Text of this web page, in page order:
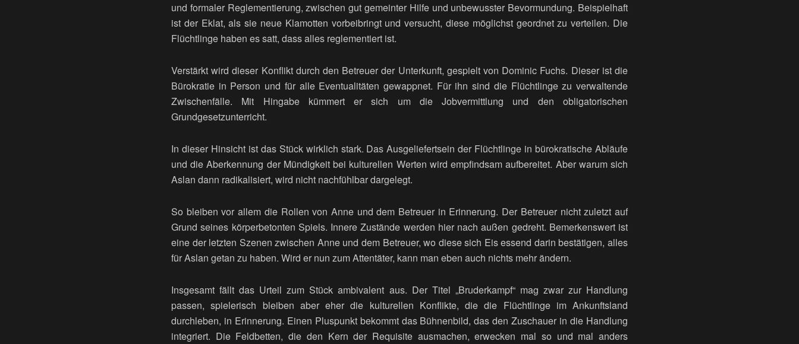
und formaler Reglementierung, zwischen gut gemeinter Hilfe und unbewusster Bevormundung. Beispielhaft
ist der Eklat, als sie neue Klamotten vorbeibringt und versucht, diese möglichst geordnet zu verteilen. Die
Flüchtlinge haben es satt, dass alles reglementiert ist.
Verstärkt wird dieser Konflikt durch den Betreuer der Unterkunft, gespielt von Dominic Fuchs. Dieser ist die
Bürokratie in Person und für alle Eventualitäten gewappnet. Für ihn sind die Flüchtlinge zu verwaltende
Zwischenfälle. Mit Hingabe kümmert er sich um die Jobvermittlung und den obligatorischen
Grundgesetzunterricht.
In dieser Hinsicht ist das Stück wirklich stark. Das Ausgeliefertsein der Flüchtlinge in bürokratische Abläufe
und die Aberkennung der Mündigkeit bei kulturellen Werten wird empfindsam aufbereitet. Aber warum sich
Aslan dann radikalisiert, wird nicht nachfühlbar dargelegt.
So bleiben vor allem die Rollen von Anne und dem Betreuer in Erinnerung. Der Betreuer nicht zuletzt auf
Grund seines körperbetonten Spiels. Innere Zustände werden hier nach außen gedreht. Bemerkenswert ist
eine der letzten Szenen zwischen Anne und dem Betreuer, wo diese sich Eis essend darin bestätigen, alles
für Aslan getan zu haben. Wird er nun zum Attentäter, kann man eben auch nichts mehr ändern.
Insgesamt fällt das Urteil zum Stück ambivalent aus. Der Titel „Bruderkampf“ mag zwar zur Handlung
passen, spielerisch bleiben aber eher die kulturellen Konflikte, die die Flüchtlinge im Ankunftsland
durchleben, in Erinnerung. Einen Pluspunkt bekommt das Bühnenbild, das den Zuschauer in die Handlung
integriert. Die Feldbetten, die den Kern der Requisite ausmachen, erwecken mal so und mal anders